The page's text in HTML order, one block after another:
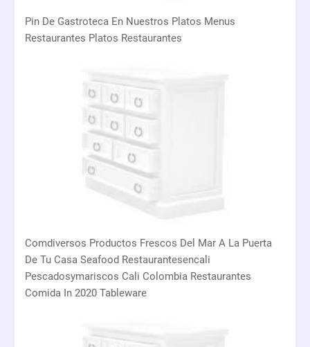
Pin De Gastroteca En Nuestros Platos Menus
Restaurantes Platos Restaurantes
Comdiversos Productos Frescos Del Mar A La Puerta
De Tu Casa Seafood Restaurantesencali
Pescadosymariscos Cali Colombia Restaurantes
Comida In 2020 Tableware